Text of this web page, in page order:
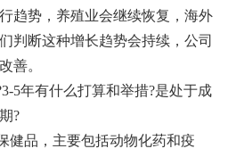
趋势，养殖业会继续恢复，海外
判断这种增长趋势会持续，公司
善。
5年有什么打算和举措?是处于成
?
健品，主要包括动物化药和疫